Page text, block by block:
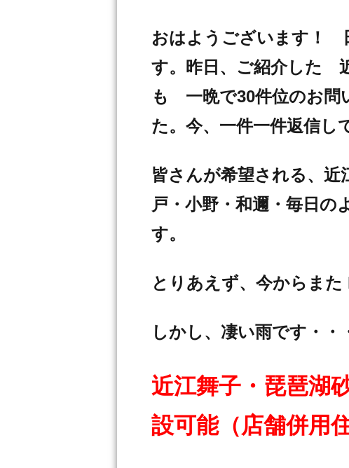
おはようございます！
す。昨日、ご紹介した
も 一晩で30件位のお問
た。今、一件一件返信し
皆さんが希望される、近
戸・小野・和邇・毎日の
す。
とりあえず、今からまた
しかし、凄い雨です・・
近江舞子・琵琶湖
設可能（店舗併用